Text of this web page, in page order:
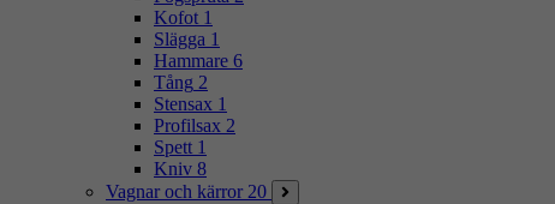
Kofot 1
Slägga 1
Hammare 6
Tång 2
Stensax 1
Profilsax 2
Spett 1
Kniv 8
Vagnar och kärror 20